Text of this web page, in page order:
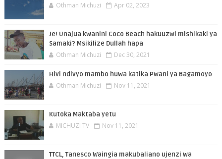
Othman Michuzi Apr 02, 2023
Je! Unajua kwanini Coco Beach hakuuzwi mishikaki ya
Samaki? Msikilize Dullah hapa
Othman Michuzi Dec 30, 2021
Hivi ndivyo mambo huwa katika Pwani ya Bagamoyo
Othman Michuzi Nov 11, 2021
Kutoka Maktaba yetu
MICHUZI TV Nov 11, 2021
TTCL, Tanesco Waingia makubaliano ujenzi wa